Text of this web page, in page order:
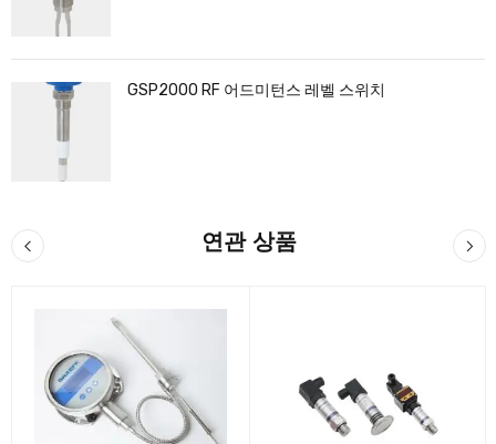
GSP2000 RF 어드미턴스 레벨 스위치
연관 상품